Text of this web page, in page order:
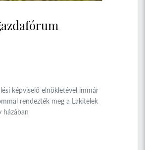
képviselő elnökletével immár
rendezték meg a Lakitelek
házában